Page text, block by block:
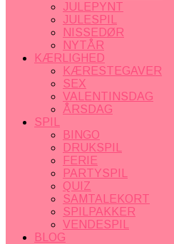
JULEPYNT
JULESPIL
NISSEDØR
NYTÅR
KÆRLIGHED
KÆRESTEGAVER
SEX
VALENTINSDAG
ÅRSDAG
SPIL
BINGO
DRUKSPIL
FERIE
PARTYSPIL
QUIZ
SAMTALEKORT
SPILPAKKER
VENDESPIL
BLOG